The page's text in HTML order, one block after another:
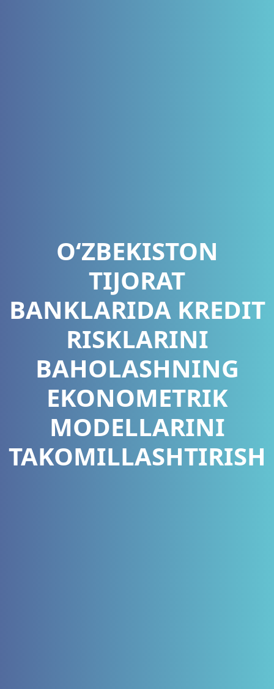
O‘ZBEKISTON
TIJORAT
BANKLARIDA KREDIT
RISKLARINI
BAHOLASHNING
EKONOMETRIK
MODELLARINI
TAKOMILLASHTIRISH